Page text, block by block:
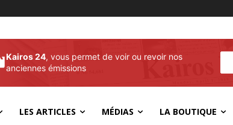
Kairos 24, vous permet de voir ou revoir nos
anciennes émissions
LES ARTICLES MÉDIAS LA BOUTIQUE